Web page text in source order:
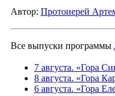
Автор: Протоиерей
Все выпуски программы
7 августа. «Гора
8 августа. «Гора
6 августа. «Гора